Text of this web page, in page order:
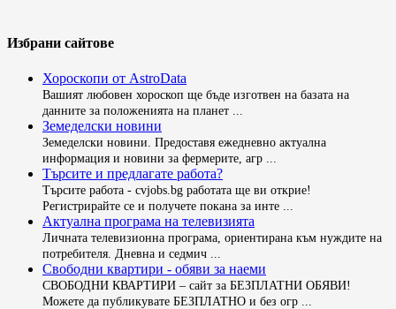
Избрани сайтове
Хороскопи от AstroData
Вашият любовен хороскоп ще бъде изготвен на базата на
данните за положенията на планет ...
Земеделски новини
Земеделски новини. Предоставя ежедневно актуална
информация и новини за фермерите, агр ...
Търсите и предлагате работа?
Търсите работа - cvjobs.bg работата ще ви открие!
Регистрирайте се и получете покана за инте ...
Актуална програма на телевизията
Личната телевизионна програма, ориентирана към нуждите на
потребителя. Дневна и седмич ...
Свободни квартири - обяви за наеми
СВОБОДНИ КВАРТИРИ – сайт за БЕЗПЛАТНИ ОБЯВИ!
Можете да публикувате БЕЗПЛАТНО и без огр ...